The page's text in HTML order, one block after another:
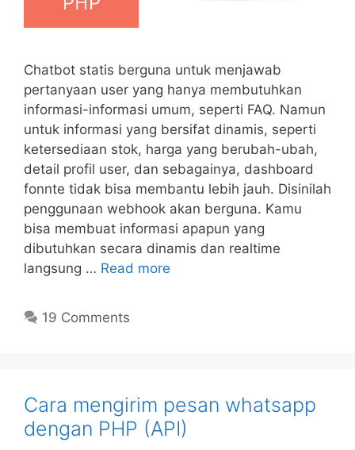
Chatbot statis berguna untuk menjawab
pertanyaan user yang hanya membutuhkan
informasi-informasi umum, seperti FAQ. Namun
untuk informasi yang bersifat dinamis, seperti
ketersediaan stok, harga yang berubah-ubah,
detail profil user, dan sebagainya, dashboard
fonnte tidak bisa membantu lebih jauh. Disinilah
penggunaan webhook akan berguna. Kamu
bisa membuat informasi apapun yang
dibutuhkan secara dinamis dan realtime
langsung … Read more
19 Comments
Cara mengirim pesan whatsapp
dengan PHP (API)